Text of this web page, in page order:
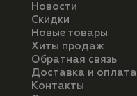
Новости
Скидки
Новые товары
Хиты продаж
Обратная связь
Доставка и оплата
Контакты